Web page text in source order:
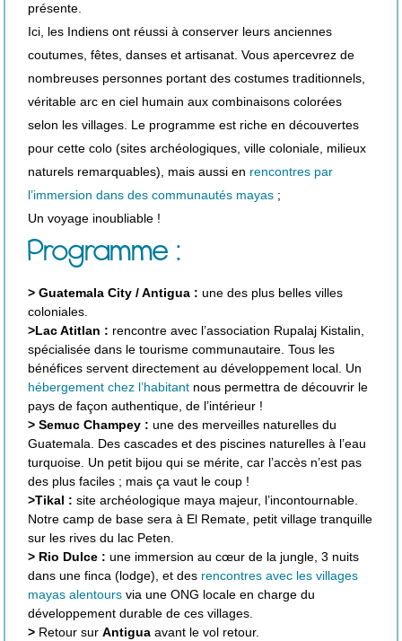
présente.
Ici, les Indiens ont réussi à conserver leurs anciennes
coutumes, fêtes, danses et artisanat. Vous apercevrez de
nombreuses personnes portant des costumes traditionnels,
véritable arc en ciel humain aux combinaisons colorées
selon les villages. Le programme est riche en découvertes
pour cette colo (sites archéologiques, ville coloniale, milieux
naturels remarquables), mais aussi en rencontres par
l’immersion dans des communautés mayas ;
Un voyage inoubliable !
Programme :
> Guatemala City / Antigua : une des plus belles villes
coloniales.
>Lac Atitlan : rencontre avec l’association Rupalaj Kistalin,
spécialisée dans le tourisme communautaire. Tous les
bénéfices servent directement au développement local. Un
hébergement chez l’habitant nous permettra de découvrir le
pays de façon authentique, de l’intérieur !
> Semuc Champey : une des merveilles naturelles du
Guatemala. Des cascades et des piscines naturelles à l’eau
turquoise. Un petit bijou qui se mérite, car l’accès n’est pas
des plus faciles ; mais ça vaut le coup !
>Tikal : site archéologique maya majeur, l’incontournable.
Notre camp de base sera à El Remate, petit village tranquille
sur les rives du lac Peten.
> Rio Dulce : une immersion au cœur de la jungle, 3 nuits
dans une finca (lodge), et des rencontres avec les villages
mayas alentours via une ONG locale en charge du
développement durable de ces villages.
> Retour sur Antigua avant le vol retour.